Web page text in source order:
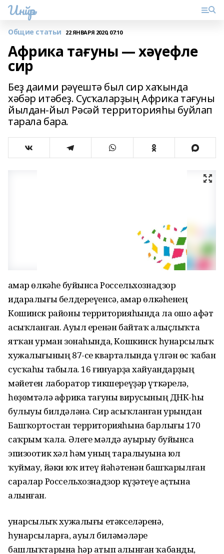
Инйәр
Общие статьи 22 ЯНВАРЯ 2020, 07:10
Африка тағуны — хәүефле
сир
Беҙ даими рәүештә был сир хаҡында
хәбәр итәбеҙ. Сусҡаларҙың Африка тағуны
йылдан-йыл Рәсәй территорияһы буйлап
тарала бара.
Һамар өлкәһе буйынса Россельхознадзор
идаралығы белдереүенсә, Һамар өлкәһенең
Кошинск районы территорияһында ла ошо афәт
асыҡланған. Ауыл еренән байтаҡ алыҫлыҡта
ятҡан урман зонаһында, Кошкинск һунарсылыҡ
хужалығының 87-се кварталында үлгән өс ҡабан
сусҡаһы табыла. 16 ғинуарҙа хайуандарҙың
мәйетен лаборатор тикшереүҙәр үткәрелә,
һөҙөмтәлә африка тағуны вирусының ДНК-һы
булыуы билдәләнә. Сир асыҡланған урындан
Башҡортостан территорияһына барлығы 170
саҡрым ҡала. Әлеге мәлдә ауырыу буйынса
эпизоотик хәл һәм уның таралыуына юл
ҡуймау, йәки юҡ итеү йәһәтенән башҡарылған
саралар Россельхознадзор күҙәтеүе аҫтына
алынған.
Һунарсылыҡ хужалығы етәкселәренә,
һунарсыларға, ауыл биләмәләре
башлыҡтарына һәр атып алынған ҡабанды,